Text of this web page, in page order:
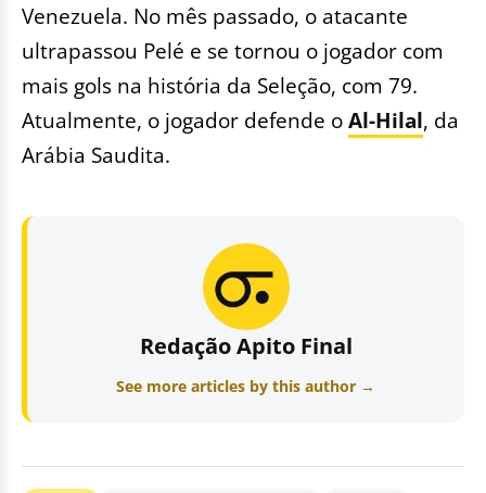
Venezuela. No mês passado, o atacante
ultrapassou Pelé e se tornou o jogador com
mais gols na história da Seleção, com 79.
Atualmente, o jogador defende oAl-Hilal, da
Arábia Saudita.
Redação Apito Final
See more articles by this author →